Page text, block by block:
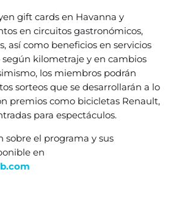
gift cards en Havanna y
en circuitos gastronómicos,
así como beneficios en servicios
kilometraje y en cambios
los miembros podrán
sorteos que se desarrollarán a lo
premios como bicicletas Renault,
para espectáculos.
sobre el programa y sus
en